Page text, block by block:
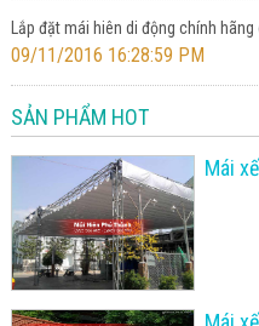
Lắp đặt mái hiên di động chính
09/11/2016 16:28:59 PM
SẢN PHẨM HOT
Mái